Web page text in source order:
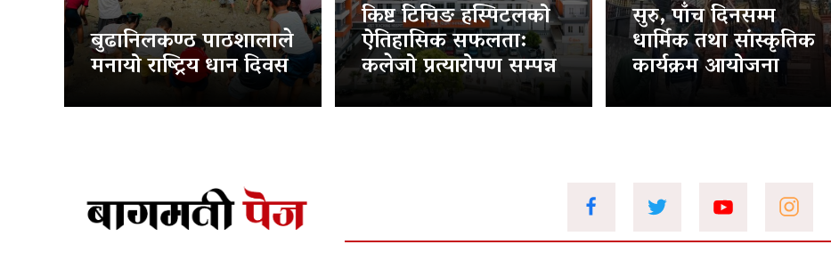
बुढानिलकण्ठ पाठशालाले
मनायो राष्ट्रिय धान दिवस
किष्ट टिचिङ हस्पिटलको
ऐतिहासिक सफलता:
कलेजो प्रत्यारोपण सम्पन्न
सुरु, पाँच दिनसम्म
धार्मिक तथा सांस्कृतिक
कार्यक्रम आयोजना